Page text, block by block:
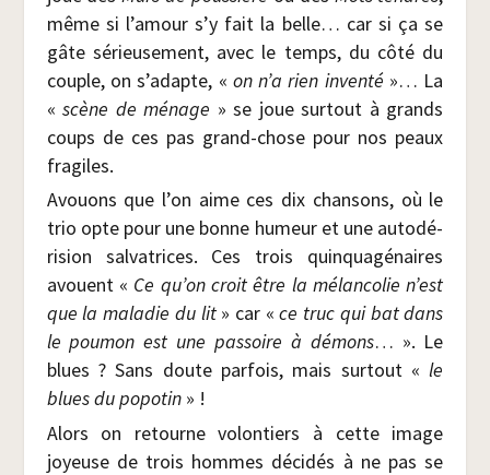
même si l’amour s’y fait la belle… car si ça se
gâte sérieu­se­ment, avec le temps, du côté du
couple, on s’adapte, « on n’a rien inven­té »… La
«scène de ménage » se joue sur­tout à grands
coups de ces pas grand-chose pour nos peaux
fragiles.
Avouons que l’on aime ces dix chan­sons, où le
trio opte pour une bonne humeur et une auto­dé­
ri­sion sal­va­trices. Ces trois quin­qua­gé­naires
avouent « Ce qu’on croit être la mélan­co­lie n’est
que la mala­die du lit» car «ce truc qui bat dans
le pou­mon est une pas­soire à démons… ». Le
blues ? Sans doute par­fois, mais sur­tout «le
blues du popo­tin » !
Alors on retourne volon­tiers à cette image
joyeuse de trois hommes déci­dés à ne pas se